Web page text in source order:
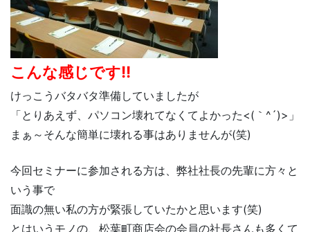
こんな感じです!!
けっこうバタバタ準備していましたが
「とりあえず、パソコン壊れてなくてよかった<(｀^´)>」
まぁ～そんな簡単に壊れる事はありませんが(笑)
今回セミナーに参加される方は、弊社社長の先輩に方々と
いう事で
面識の無い私の方が緊張していたかと思います(笑)
とはいうモノの、松葉町商店会の会員の社長さんも多くて